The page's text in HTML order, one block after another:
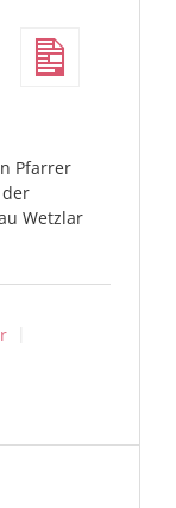
Pfarrer
Wetzlar